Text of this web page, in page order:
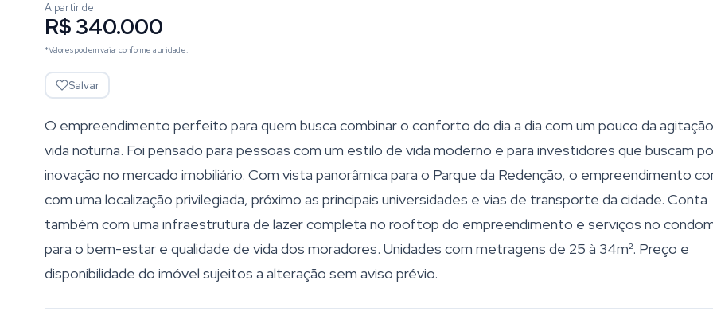
A partir de
R$ 340.000
*Valores podem variar conforme a unidade.
Salvar
O empreendimento perfeito para quem busca combinar o conforto do dia a dia com um pouco da
vida noturna. Foi pensado para pessoas com um estilo de vida moderno e para investidores que buscam
inovação no mercado imobiliário. Com vista panorâmica para o Parque da Redenção, o empreendimento
com uma localização privilegiada, próximo as principais universidades e vias de transporte da cidade. Conta
também com uma infraestrutura de lazer completa no rooftop do empreendimento e serviços no
para o bem-estar e qualidade de vida dos moradores. Unidades com metragens de 25 à 34m². Preço e
disponibilidade do imóvel sujeitos a alteração sem aviso prévio.